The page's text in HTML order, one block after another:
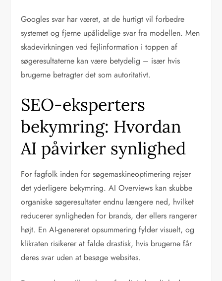
Googles svar har været, at de hurtigt vil forbedre
systemet og fjerne upålidelige svar fra modellen. Men
skadevirkningen ved fejlinformation i toppen af
søgeresultaterne kan være betydelig – især hvis
brugerne betragter det som autoritativt.
SEO-eksperters
bekymring: Hvordan
AI påvirker synlighed
For fagfolk inden for søgemaskineoptimering rejser
det yderligere bekymring. AI Overviews kan skubbe
organiske søgeresultater endnu længere ned, hvilket
reducerer synligheden for brands, der ellers rangerer
højt. En AI-genereret opsummering fylder visuelt, og
klikraten risikerer at falde drastisk, hvis brugerne får
deres svar uden at besøge websites.